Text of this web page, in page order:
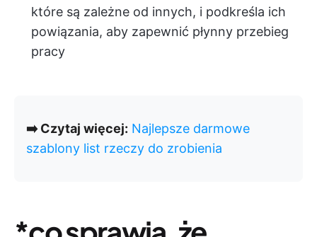
które są zależne od innych, i podkreśla ich
powiązania, aby zapewnić płynny przebieg
pracy
➡️ Czytaj więcej: Najlepsze darmowe
szablony list rzeczy do zrobienia